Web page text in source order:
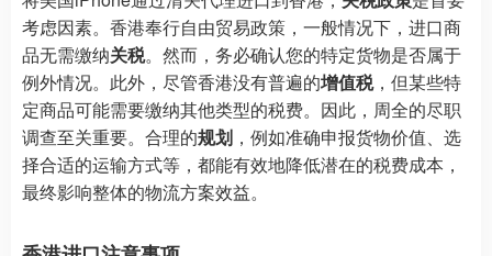
考虑因素。香港奉行自由贸易政策，一般情况下，进口商
品无需缴纳关税。然而，务必确认您的特定货物是否属于
例外情况。此外，尽管香港没有普遍的增值税，但某些特
定商品可能需要缴纳其他类型的税费。因此，周全的尽职
调查至关重要。合理的规划 ，例如准确申报货物价值、选
择合适的运输方式等，都能有效地降低潜在的税费成本，
最终影响整体的物流方案效益。